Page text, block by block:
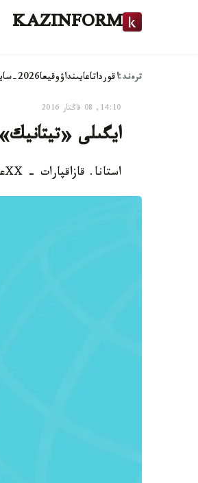
KAZINFORM
ترەند:اقورداتاعايىنداۋوقيعا2026-سايلاۋ
14:10, 08 قاڭتار 2016
ايگىلى
استانا. قازاقپارات - ⅩⅩعاسىردىڭ ءىرى اپاتتارىنىڭ ءبىرى - «تيتانيك» كەمەسىنىڭ سۋعا باتۋى.